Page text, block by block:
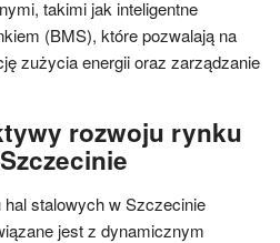
takimi jak inteligentne
(BMS), które pozwalają na
zużycia energii oraz zarządzanie
rozwoju rynku
stalowych w Szczecinie
jest z dynamicznym